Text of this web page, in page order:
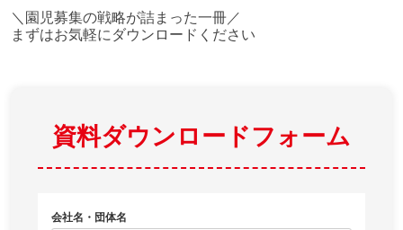
＼園児募集の戦略が詰まった一冊／
まずはお気軽にダウンロードください
資料ダウンロードフォーム
会社名・団体名